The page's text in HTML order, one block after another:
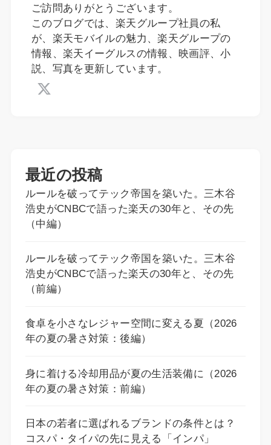
ご訪問ありがとうございます。
このブログでは、楽天グループ社員の私
が、楽天モバイルの魅力、楽天グループの
情報、楽天イーグルスの情報、映画評、小
説、写真を更新しています。
最近の投稿
ルールを破ってテック帝国を築いた。三木谷
浩史がCNBCで語った楽天の30年と、その先
（中編）
ルールを破ってテック帝国を築いた。三木谷
浩史がCNBCで語った楽天の30年と、その先
（前編）
食卓を小さなレジャー空間に変える夏（2026
年の夏の暑さ対策：後編）
身に着ける冷却用品が夏の生活装備に（2026
年の夏の暑さ対策：前編）
日本の若者に選ばれるブランドの条件とは？
コスパ・タイパの先に見える「インパ」